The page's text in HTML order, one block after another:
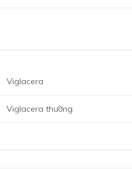
Viglacera
Viglacera thường